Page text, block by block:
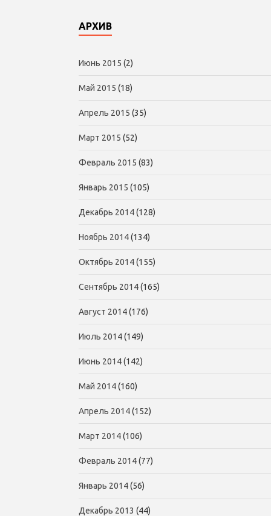
АРХИВ
Июнь 2015 (2)
Май 2015 (18)
Апрель 2015 (35)
Март 2015 (52)
Февраль 2015 (83)
Январь 2015 (105)
Декабрь 2014(128)
Ноябрь 2014(134)
Октябрь 2014(155)
Сентябрь 2014(165)
Август 2014(176)
Июль 2014(149)
Июнь 2014(142)
Май 2014(160)
Апрель 2014(152)
Март 2014(106)
Февраль 2014(77)
Январь 2014(56)
Декабрь 2013 (44)